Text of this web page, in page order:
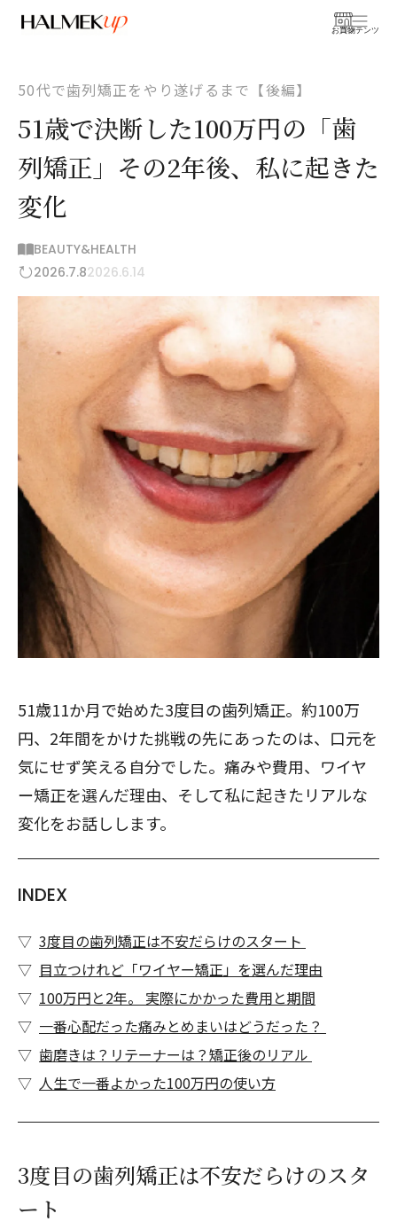
お買物
コンテンツ
50代で歯列矯正をやり遂げるまで【後編】
51歳で決断した100万円の「歯
列矯正」その2年後、私に起きた
変化
BEAUTY&HEALTH
2026.7.82026.6.14
51歳11か月で始めた3度目の歯列矯正。約100万
円、2年間をかけた挑戦の先にあったのは、口元を
気にせず笑える自分でした。痛みや費用、ワイヤ
ー矯正を選んだ理由、そして私に起きたリアルな
変化をお話しします。
INDEX
3度目の歯列矯正は不安だらけのスタート
目立つけれど「ワイヤー矯正」を選んだ理由
100万円と2年。 実際にかかった費用と期間
一番心配だった痛みとめまいはどうだった？
歯磨きは？リテーナーは？矯正後のリアル
人生で一番よかった100万円の使い方
3度目の歯列矯正は不安だらけのスタ
ート